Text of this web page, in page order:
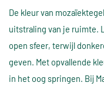
De kleur van
uitstraling van je ruimte.
open sfeer, terwijl
geven. Met opvallende
in het oog springen. Bij